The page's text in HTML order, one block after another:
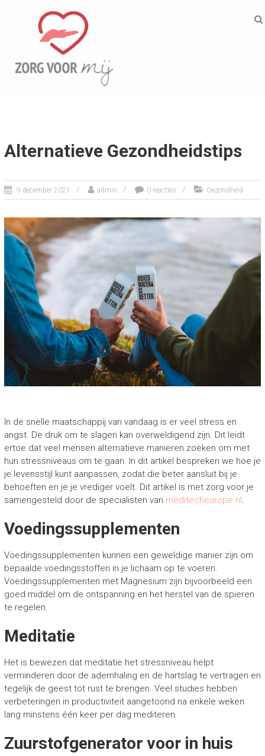
ZORG VOOR MIJ
Informatief
Alternatieve Gezondheidstips
9 december 2021 admin 0 reacties Gezondheid
In de snelle maatschappij van vandaag is er veel stress en
angst. De druk om te slagen kan overweldigend zijn. Dit leidt
ertoe dat veel mensen alternatieve manieren zoeken om met
hun stressniveaus om te gaan. In dit artikel bespreken we hoe je
je levensstijl kunt aanpassen, zodat die beter aansluit bij je
behoeften en je je vrediger voelt. Dit artikel is met zorg voor je
samengesteld door de specialisten van meditecheurope.nl.
Voedingssupplementen
Voedingssupplementen kunnen een geweldige manier zijn om
bepaalde voedingsstoffen in je lichaam op te voeren.
Voedingssupplementen met Magnesium zijn bijvoorbeeld een
goed middel om de ontspanning en het herstel van de spieren
te regelen.
Meditatie
Het is bewezen dat meditatie het stressniveau helpt
verminderen door de ademhaling en de hartslag te vertragen en
tegelijk de geest tot rust te brengen. Veel studies hebben
verbeteringen in productiviteit aangetoond na enkele weken
lang minstens één keer per dag mediteren.
Zuurstofgenerator voor in huis